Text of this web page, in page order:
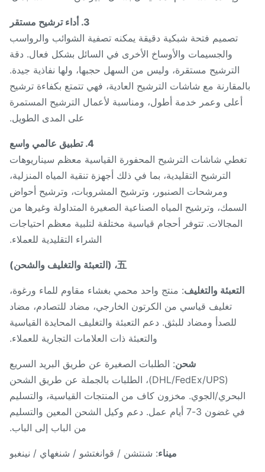
تصميم فتحة شبكية دقيقة يمكنه تصفية الشوائب والرواسب
والجسيمات والأوساخ الأخرى في السائل بشكل فعال. دقة
الترشيح مستقرة، وليس من السهل حجبها، ولها نفاذية جيدة.
مع شاشات الترشيح العادية، فهي تتمتع بكفاءة ترشيح
أعلى وعمر خدمة أطول، ومناسبة لأعمال الترشيح المستمرة
على المدى الطويل.
تغطي شاشات الترشيح المحفورة القياسية معظم سيناريوهات
الترشيح التقليدية، بما في ذلك أجهزة تنقية المياه المنزلية،
ومرشحات الصنبور، وترشيح المشروبات، وترشيح أحواض
السمك، وترشيح المياه الصناعية الصغيرة المتداولة وغيرها من
المجالات. تتوفر أحجام قياسية مختلفة لتلبية معظم احتياجات
الشراء التقليدية للعملاء.
التعبئة والتغليف: منتج واحد محمي بغشاء مقاوم للماء ورغوة،
تغليف قياسي من الكرتون الخارجي، مضاد للتصادم، مضاد
للصدأ ومضاد للبثق. دعم التعبئة والتغليف المحايدة القياسية
والتعبئة ذات العلامات التجارية للعملاء.
شحن: الطلبات الصغيرة عن طريق البريد السريع
(DHL/FedEx/UPS)، الطلبات بالجملة عن طريق الشحن
البحري/الجوي. مخزون كاف من المنتجات القياسية، والتسليم
في غضون 3-7 أيام عمل. دعم وكيل الشحن المعين والتسليم
من الباب إلى الباب.
: شنتشن / قوانغتشو / شنغهاي / نينغبو